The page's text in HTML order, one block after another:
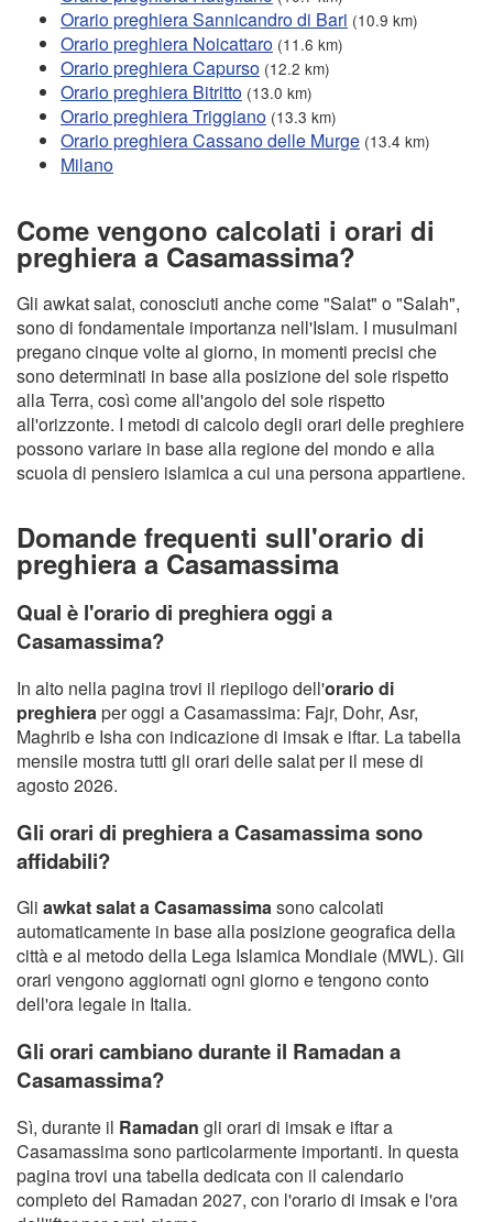
Orario preghiera Sannicandro di Bari (10.9 km)
Orario preghiera Noicattaro (11.6 km)
Orario preghiera Capurso (12.2 km)
Orario preghiera Bitritto (13.0 km)
Orario preghiera Triggiano (13.3 km)
Orario preghiera Cassano delle Murge (13.4 km)
Milano
Come vengono calcolati i orari di
preghiera a Casamassima?
Gli awkat salat, conosciuti anche come "Salat" o "Salah",
sono di fondamentale importanza nell'Islam. I musulmani
pregano cinque volte al giorno, in momenti precisi che
sono determinati in base alla posizione del sole rispetto
alla Terra, così come all'angolo del sole rispetto
all'orizzonte. I metodi di calcolo degli orari delle preghiere
possono variare in base alla regione del mondo e alla
scuola di pensiero islamica a cui una persona appartiene.
Domande frequenti sull'orario di
preghiera a Casamassima
Qual è l'orario di preghiera oggi a
Casamassima?
In alto nella pagina trovi il riepilogo dell'orario di
preghieraper oggi a Casamassima: Fajr, Dohr, Asr,
Maghrib e Isha con indicazione di imsak e iftar. La tabella
mensile mostra tutti gli orari delle salat per il mese di
agosto 2026.
Gli orari di preghiera a Casamassima sono
affidabili?
Gli awkat salat a Casamassimasono calcolati
automaticamente in base alla posizione geografica della
città e al metodo della Lega Islamica Mondiale (MWL). Gli
orari vengono aggiornati ogni giorno e tengono conto
dell'ora legale in Italia.
Gli orari cambiano durante il Ramadan a
Casamassima?
Sì, durante il Ramadan gli orari di imsak e iftar a
Casamassima sono particolarmente importanti. In questa
pagina trovi una tabella dedicata con il calendario
completo del Ramadan 2027, con l'orario di imsak e l'ora